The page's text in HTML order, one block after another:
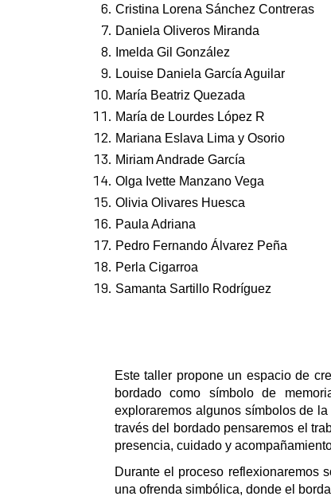
Cristina Lorena Sánchez Contreras
Daniela Oliveros Miranda
Imelda Gil González
Louise Daniela García Aguilar
María Beatriz Quezada
María de Lourdes López R
Mariana Eslava Lima y Osorio
Miriam Andrade García
Olga Ivette Manzano Vega
Olivia Olivares Huesca
Paula Adriana
Pedro Fernando Álvarez Peña
Perla Cigarroa
Samanta Sartillo Rodríguez
Este taller propone un espacio de
bordado como símbolo de
exploraremos algunos símbolos de
través del bordado pensaremos el
presencia, cuidado y
Durante el proceso reflexionaremos
una ofrenda simbólica, donde el